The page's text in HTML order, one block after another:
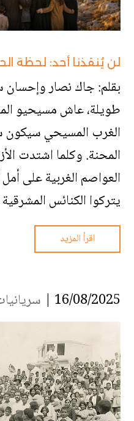
لن يُنقذنا أحد: لحظة
بقلم: جاك نصار
طويلة، عاش مسيحيو
الغرب المسيحي سيكون
المحنة. وكلما اشتدت
العواصم الغربية على
يتركوا الكنائس
اقرأ المزيد
16/08/2025 |